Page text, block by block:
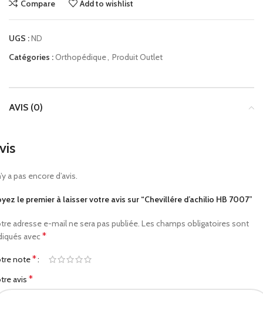
Compare Add to wishlist
UGS :ND
Catégories :Orthopédique, Produit Outlet
AVIS (0)
a pas encore d’avis.
le premier à laisser votre avis sur “Chevillére d’achilio HB 7007”
adresse e-mail ne sera pas publiée. Les champs obligatoires sont
avec *
note*
avis *